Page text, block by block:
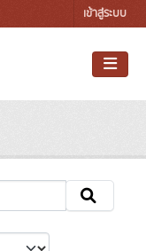
เข้าสู่ระบบ